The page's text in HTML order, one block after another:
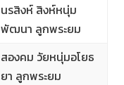
นรสิงห์ สิงห์หนุ่ม
พัฒนา ลูกพระยม
สองคม วัยหนุ่มอโยธ
ยา ลูกพระยม